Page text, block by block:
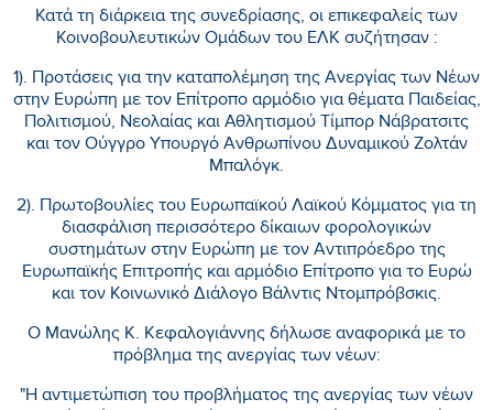
Κατά τη διάρκεια της συνεδρίασης, οι επικεφαλείς των
Κοινοβουλευτικών Ομάδων του ΕΛΚ συζήτησαν :
1). Προτάσεις για την καταπολέμηση της Ανεργίας των Νέων
στην Ευρώπη με τον Επίτροπο αρμόδιο για θέματα Παιδείας,
Πολιτισμού, Νεολαίας και Αθλητισμού Τίμπορ Νάβρατσιτς
και τον Ούγγρο Υπουργό Ανθρωπίνου Δυναμικού Ζολτάν
Μπαλόγκ.
2). Πρωτοβουλίες του Ευρωπαϊκού Λαϊκού Κόμματος για τη
διασφάλιση περισσότερο δίκαιων φορολογικών
συστημάτων στην Ευρώπη με τον Αντιπρόεδρο της
Ευρωπαϊκής Επιτροπής και αρμόδιο Επίτροπο για το Ευρώ
και τον Κοινωνικό Διάλογο Βάλντις Ντομπρόβσκις.
Ο Μανώλης Κ. Κεφαλογιάννης δήλωσε αναφορικά με το
πρόβλημα της ανεργίας των νέων:
"Η αντιμετώπιση του προβλήματος της ανεργίας των νέων